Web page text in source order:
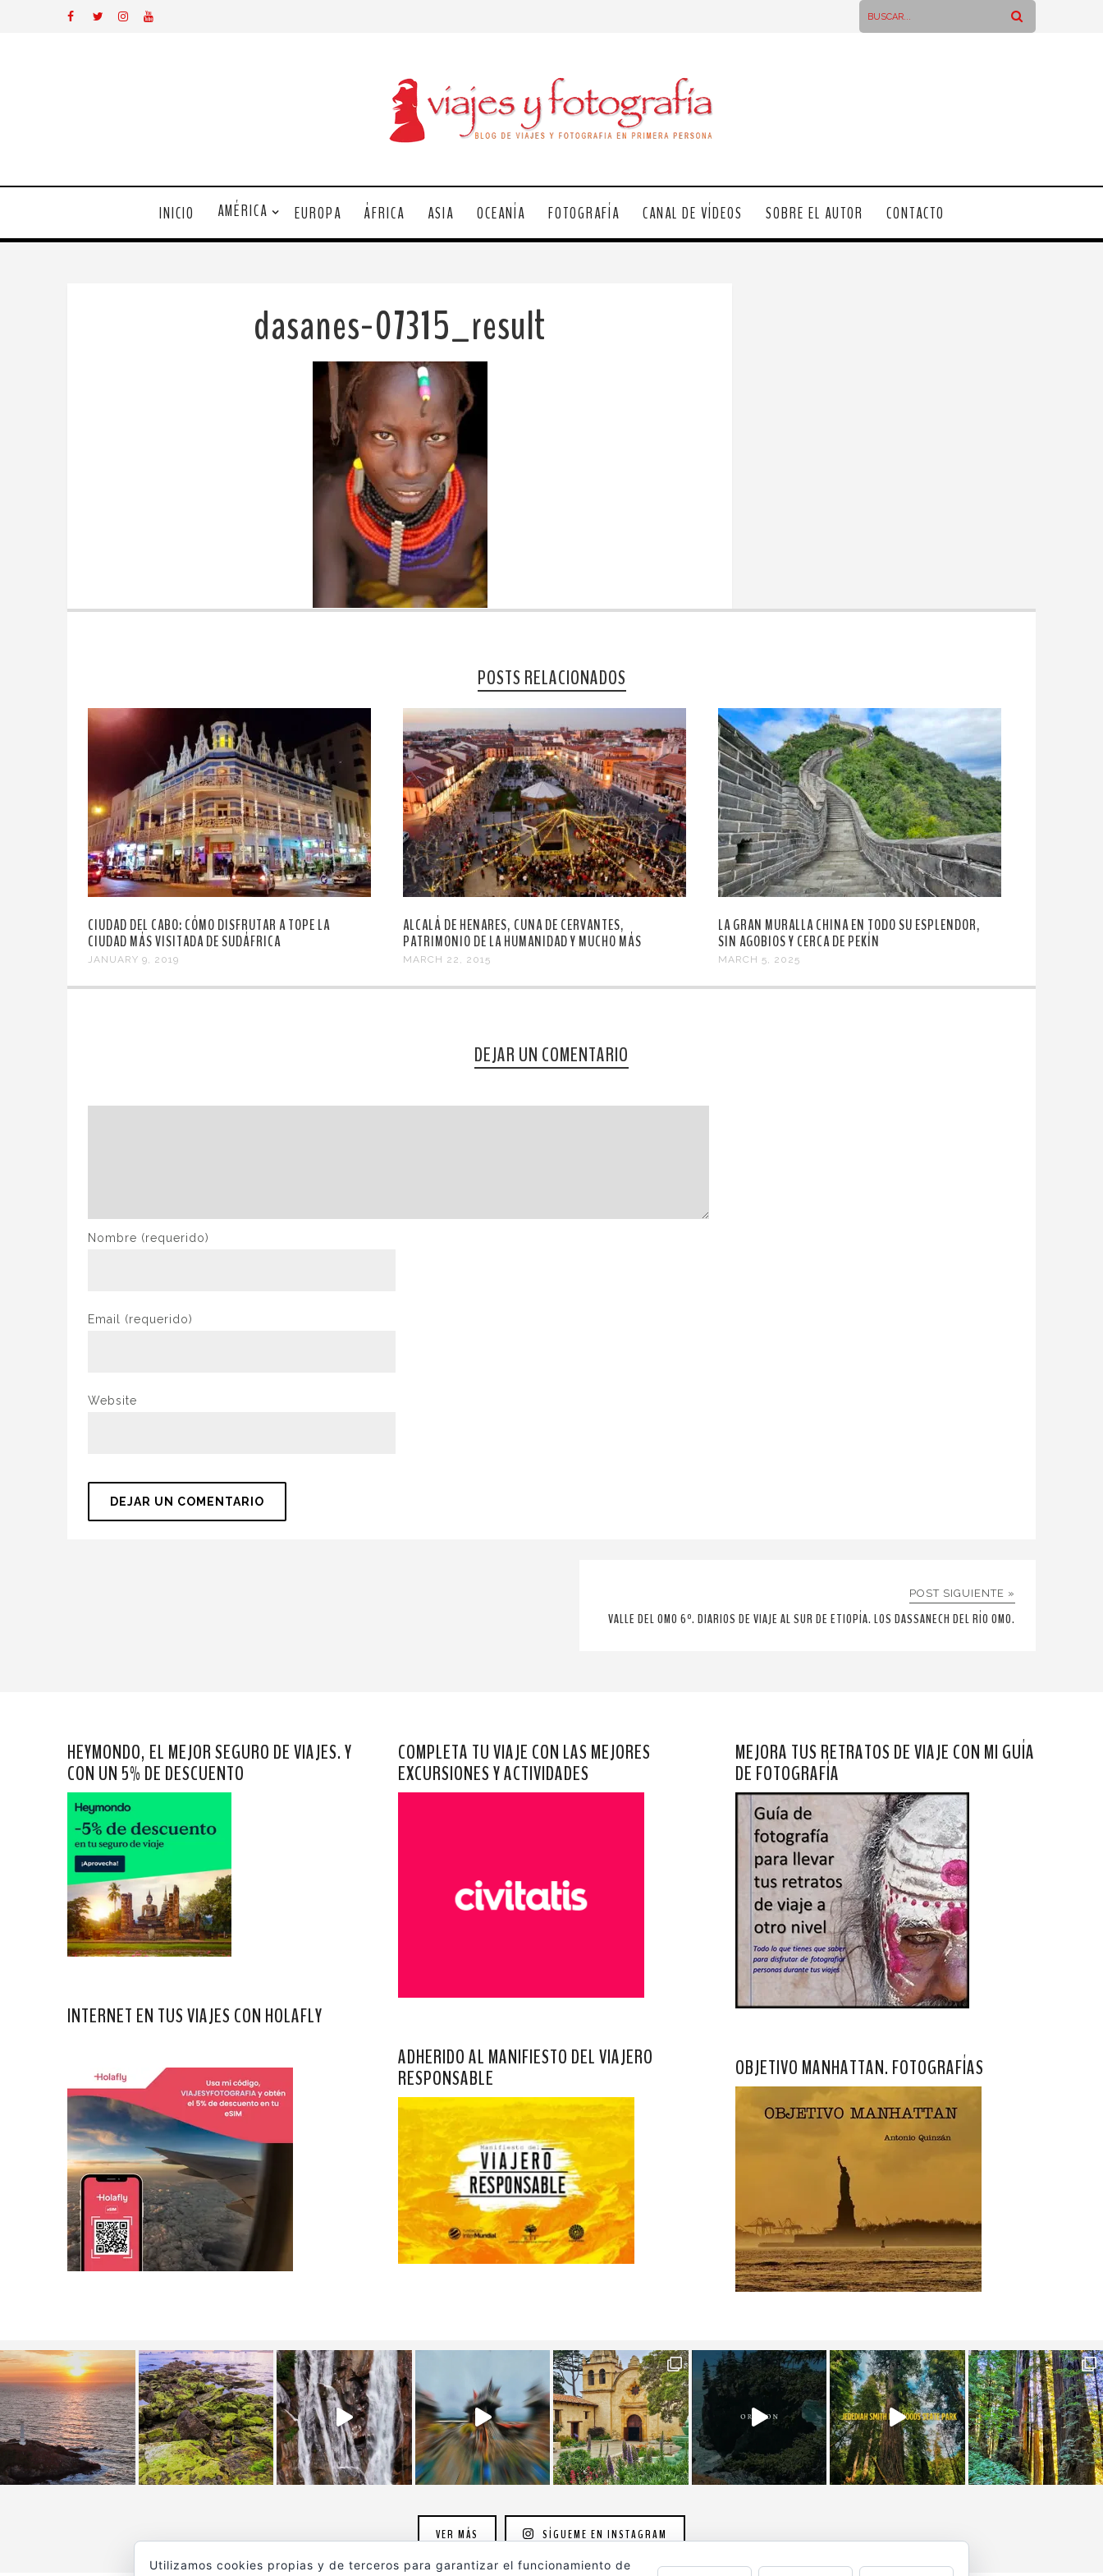
INICIO AMÉRICA EUROPA ÁFRICA ASIA OCEANÍA FOTOGRAFÍA CANAL DE VÍDEOS SOBRE EL AUTOR CONTACTO
dasanes-07315_result
POSTS RELACIONADOS
CIUDAD DEL CABO: CÓMO DISFRUTAR A TOPE LA
CIUDAD MÁS VISITADA DE SUDÁFRICA
JANUARY 9, 2019
ALCALÁ DE HENARES, CUNA DE CERVANTES,
PATRIMONIO DE LA HUMANIDAD Y MUCHO MÁS
MARCH 22, 2015
LA GRAN MURALLA CHINA EN TODO SU ESPLENDOR,
SIN AGOBIOS Y CERCA DE PEKÍN
MARCH 5, 2025
DEJAR UN COMENTARIO
Nombre (requerido)
Email (requerido)
Website
POST SIGUIENTE »
VALLE DEL OMO 6º. DIARIOS DE VIAJE AL SUR DE ETIOPÍA. LOS DASSANECH DEL RÍO OMO.
HEYMONDO, EL MEJOR SEGURO DE VIAJES. Y
CON UN 5% DE DESCUENTO
INTERNET EN TUS VIAJES CON HOLAFLY
COMPLETA TU VIAJE CON LAS MEJORES
EXCURSIONES Y ACTIVIDADES
ADHERIDO AL MANIFIESTO DEL VIAJERO
RESPONSABLE
MEJORA TUS RETRATOS DE VIAJE CON MI GUÍA
DE FOTOGRAFÍA
OBJETIVO MANHATTAN. FOTOGRAFÍAS
VER MÁS SÍGUEME EN INSTAGRAM
Utilizamos cookies propias y de terceros para garantizar el funcionamiento de